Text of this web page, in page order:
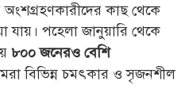
অংশগ্রহণকারীদের কাছ থেকে
যায়। পহেলা জানুয়ারি থেকে
৮০০ জনেরও বেশি
বিভিন্ন চমৎকার ও সৃজনশীল